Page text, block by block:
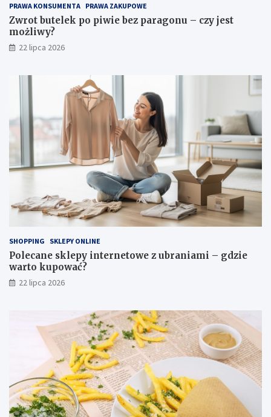
PRAWA KONSUMENTA PRAWA ZAKUPOWE
Zwrot butelek po piwie bez paragonu – czy jest
możliwy?
22 lipca 2026
SHOPPING SKLEPY ONLINE
Polecane sklepy internetowe z ubraniami – gdzie
warto kupować?
22 lipca 2026